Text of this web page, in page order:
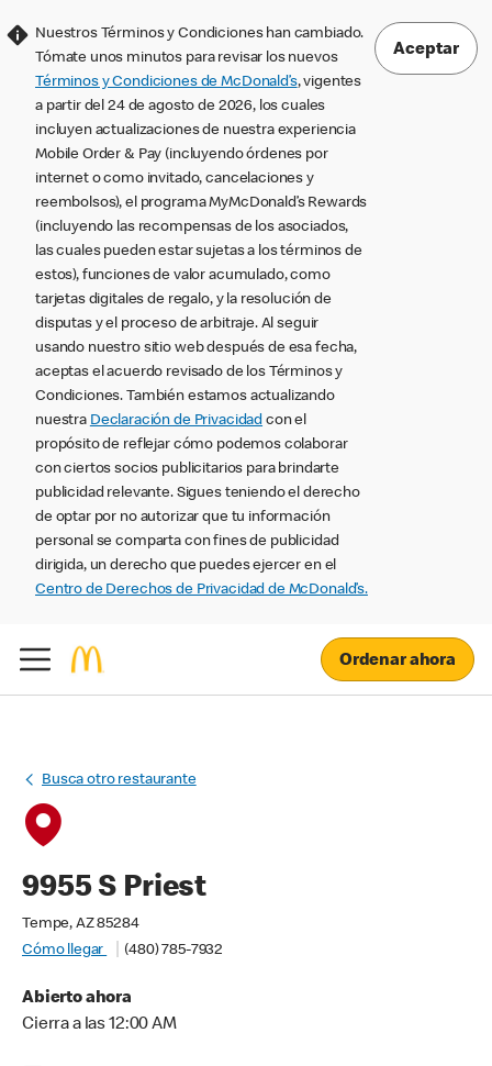
Nuestros Términos y Condiciones han cambiado.
Tómate unos minutos para revisar los nuevos
Términos y Condiciones de McDonald’s, vigentes
a partir del 24 de agosto de 2026, los cuales
incluyen actualizaciones de nuestra experiencia
Mobile Order & Pay (incluyendo órdenes por
internet o como invitado, cancelaciones y
reembolsos), el programa MyMcDonald’s Rewards
(incluyendo las recompensas de los asociados,
las cuales pueden estar sujetas a los términos de
estos), funciones de valor acumulado, como
tarjetas digitales de regalo, y la resolución de
disputas y el proceso de arbitraje. Al seguir
usando nuestro sitio web después de esa fecha,
aceptas el acuerdo revisado de los Términos y
Condiciones. También estamos actualizando
nuestra Declaración de Privacidad con el
propósito de reflejar cómo podemos colaborar
con ciertos socios publicitarios para brindarte
publicidad relevante. Sigues teniendo el derecho
de optar por no autorizar que tu información
personal se comparta con fines de publicidad
dirigida, un derecho que puedes ejercer en el
Centro de Derechos de Privacidad de McDonald’s.
Aceptar
Ordenar ahora
Busca otro restaurante
9955 S Priest
Tempe, AZ 85284
Cómo llegar
(480) 785-7932
Abierto ahora
Cierra a las 12:00 AM